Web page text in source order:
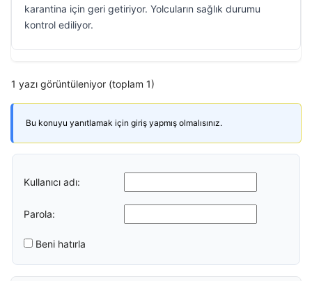
karantina için geri getiriyor. Yolcuların sağlık durumu
kontrol ediliyor.
1 yazı görüntüleniyor (toplam 1)
Bu konuyu yanıtlamak için giriş yapmış olmalısınız.
Kullanıcı adı:
Parola:
Beni hatırla